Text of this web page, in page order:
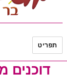
דולס'ה בר
תפריט
דוכנים